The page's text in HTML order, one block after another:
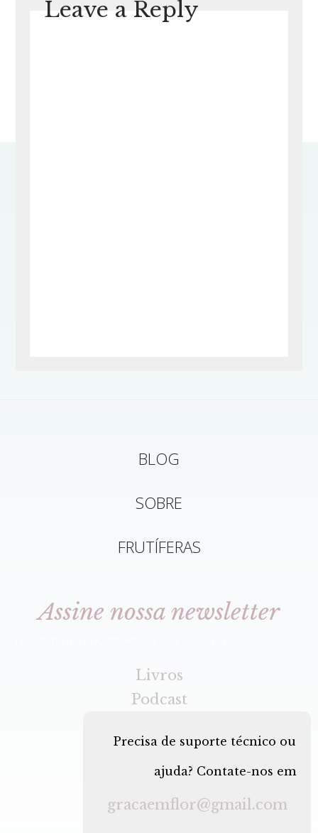
Leave a Reply
BLOG
SOBRE
FRUTÍFERAS
Assine nossa newsletter
Livros
Podcast
Precisa de suporte técnico ou
ajuda? Contate-nos em
gracaemflor@gmail.com